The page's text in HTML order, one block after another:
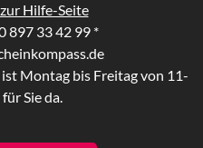
Hilfe-Seite
897 33 42 99 *
Montag bis Freitag von 11-
Sie da.